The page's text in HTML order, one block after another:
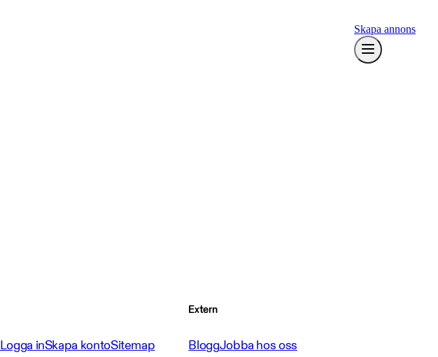
Skapa annons
Logga inSkapa kontoSitemap
Extern
BloggJobba hos oss